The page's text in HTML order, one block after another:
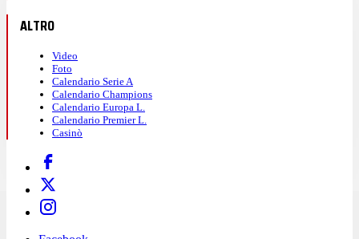
ALTRO
Video
Foto
Calendario Serie A
Calendario Champions
Calendario Europa L.
Calendario Premier L.
Casinò